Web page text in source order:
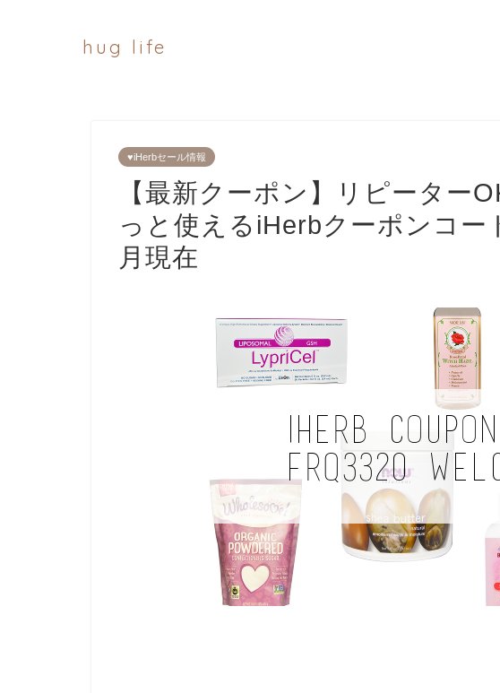
hug life
♥iHerbセール情報
【最新クーポン】リピーター
っと使えるiHerbクーポンコー
月現在